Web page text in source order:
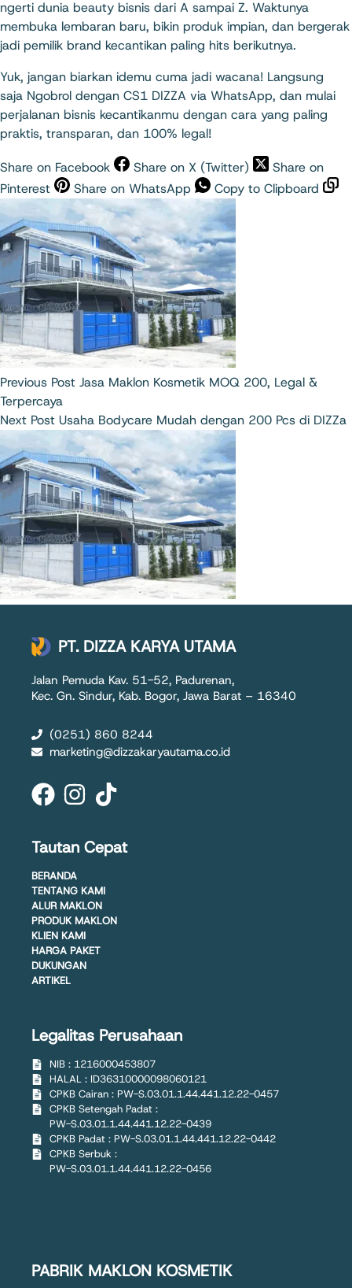
ngerti dunia beauty bisnis dari A sampai Z. Waktunya
membuka lembaran baru, bikin produk impian, dan bergerak
jadi pemilik brand kecantikan paling hits berikutnya.
Yuk, jangan biarkan idemu cuma jadi wacana! Langsung
saja Ngobrol dengan CS1 DIZZA via WhatsApp, dan mulai
perjalanan bisnis kecantikanmu dengan cara yang paling
praktis, transparan, dan 100% legal!
Share on Facebook Share on X (Twitter)
Share on
Pinterest
Share on WhatsApp Copy to Clipboard
Previous Post Jasa Maklon Kosmetik MOQ 200, Legal &
Terpercaya
Next Post Usaha Bodycare Mudah dengan 200 Pcs di DIZZa
PT. DIZZA KARYA UTAMA
Jalan Pemuda Kav. 51-52, Padurenan,
Kec. Gn. Sindur, Kab. Bogor, Jawa Barat – 16340
(0251) 860 8244
marketing@dizzakaryautama.co.id
Tautan Cepat
BERANDA
TENTANG KAMI
ALUR MAKLON
PRODUK MAKLON
KLIEN KAMI
HARGA PAKET
DUKUNGAN
ARTIKEL
Legalitas Perusahaan
NIB : 1216000453807
HALAL : ID36310000098060121
CPKB Cairan : PW-S.03.01.1.44.441.12.22-0457
CPKB Setengah Padat :
PW-S.03.01.1.44.441.12.22-0439
CPKB Padat : PW-S.03.01.1.44.441.12.22-0442
CPKB Serbuk :
PW-S.03.01.1.44.441.12.22-0456
PABRIK MAKLON KOSMETIK